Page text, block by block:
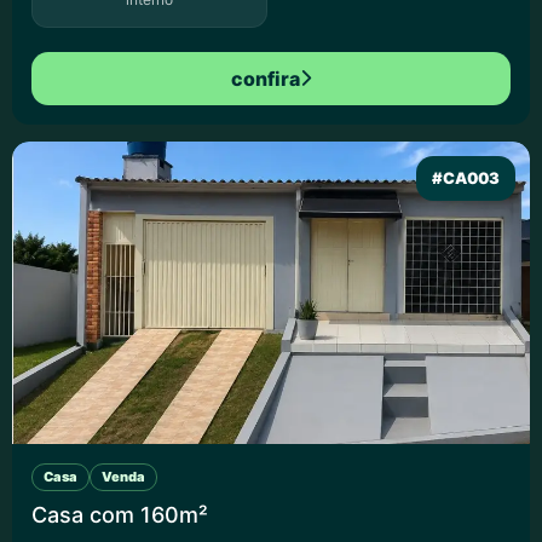
confira
#CA003
Casa Venda
Casa com 160m²